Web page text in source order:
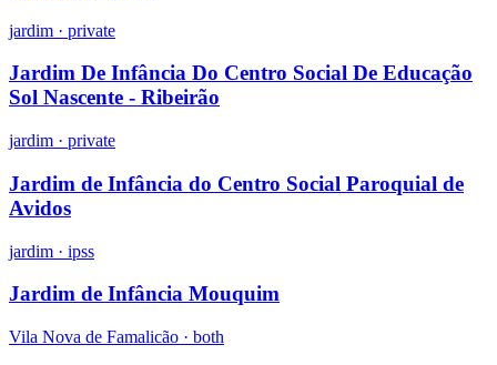
jardim · private
Jardim De Infância Do Centro Social De Educação
Sol Nascente - Ribeirão
jardim · private
Jardim de Infância do Centro Social Paroquial de
Avidos
jardim · ipss
Jardim de Infância Mouquim
Vila Nova de Famalicão · both